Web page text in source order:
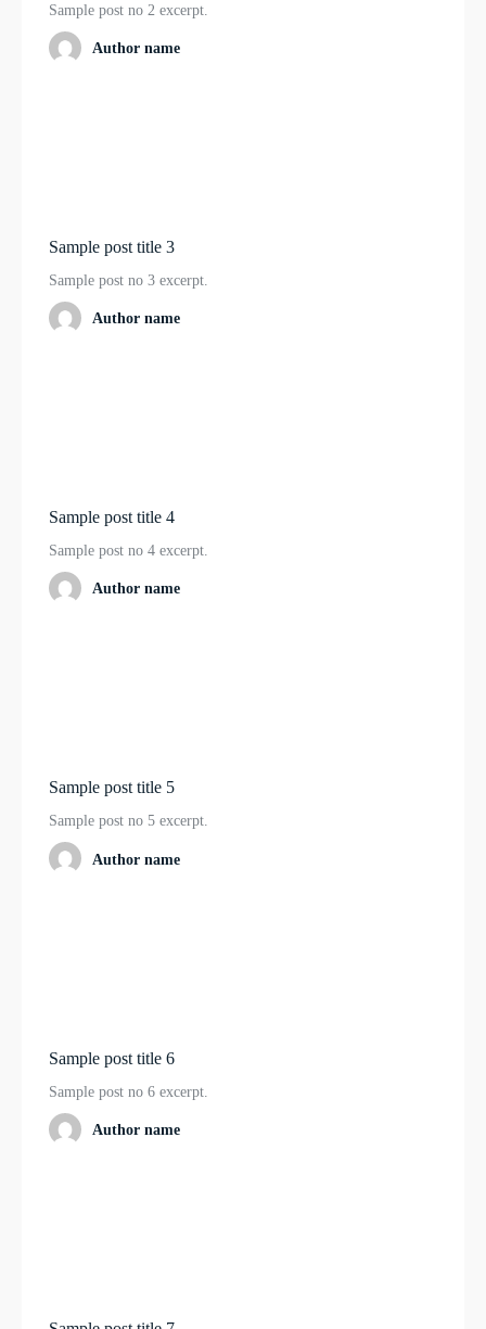
Sample post no 2 excerpt.
Author name
Sample post title 3
Sample post no 3 excerpt.
Author name
Sample post title 4
Sample post no 4 excerpt.
Author name
Sample post title 5
Sample post no 5 excerpt.
Author name
Sample post title 6
Sample post no 6 excerpt.
Author name